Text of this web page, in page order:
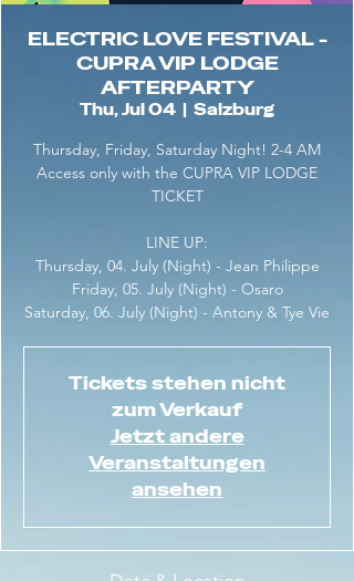
ELECTRIC LOVE FESTIVAL -
CUPRA VIP LODGE
AFTERPARTY
Thu, Jul 04
  |
Salzburg
Thursday, Friday, Saturday Night! 2-4 AM
Access only with the CUPRA VIP LODGE
TICKET
LINE UP:
Thursday, 04. July (Night) - Jean Philippe
Friday, 05. July (Night) - Osaro
Saturday, 06. July (Night) - Antony & Tye Vie
Tickets stehen nicht
zum Verkauf
Jetzt andere
Veranstaltungen
ansehen